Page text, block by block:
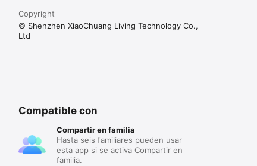
Copyright
© Shenzhen XiaoChuang Living Technology Co.,
Ltd
Compatible con
Compartir en familia
Hasta seis familiares pueden usar
esta app si se activa Compartir en
familia.